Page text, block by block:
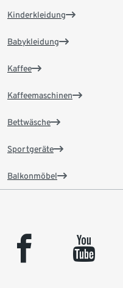
Kinderkleidung
Babykleidung
Kaffee
Kaffeemaschinen
Bettwäsche
Sportgeräte
Balkonmöbel
facebook youtube